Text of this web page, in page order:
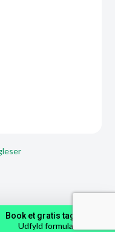
Book et gratis tagtjek
Udfyld formular